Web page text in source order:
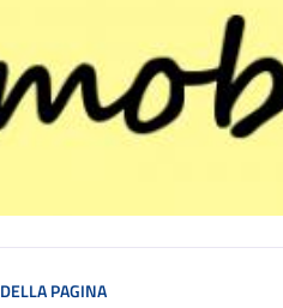
INDICE DELLA PAGINA